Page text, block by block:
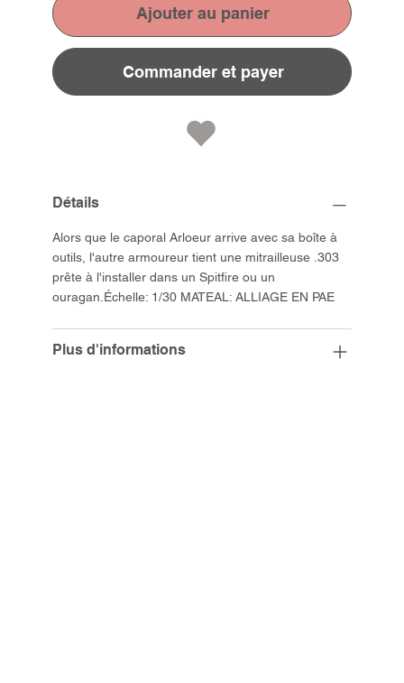
Ajouter au panier
Commander et payer
Détails
Alors que le caporal Arloeur arrive avec sa boîte à
outils, l'autre armoureur tient une mitrailleuse .303
prête à l'installer dans un Spitfire ou un
ouragan.Échelle: 1/30 MATEAL: ALLIAGE EN PAE
Plus d'informations